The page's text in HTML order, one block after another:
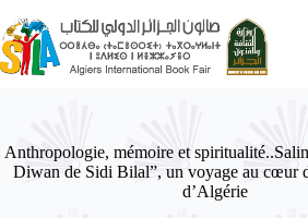
au
contenu
Anthropologie, mémoire et
Diwan de Sidi Bilal”, un voyage au cœur
d’Algérie